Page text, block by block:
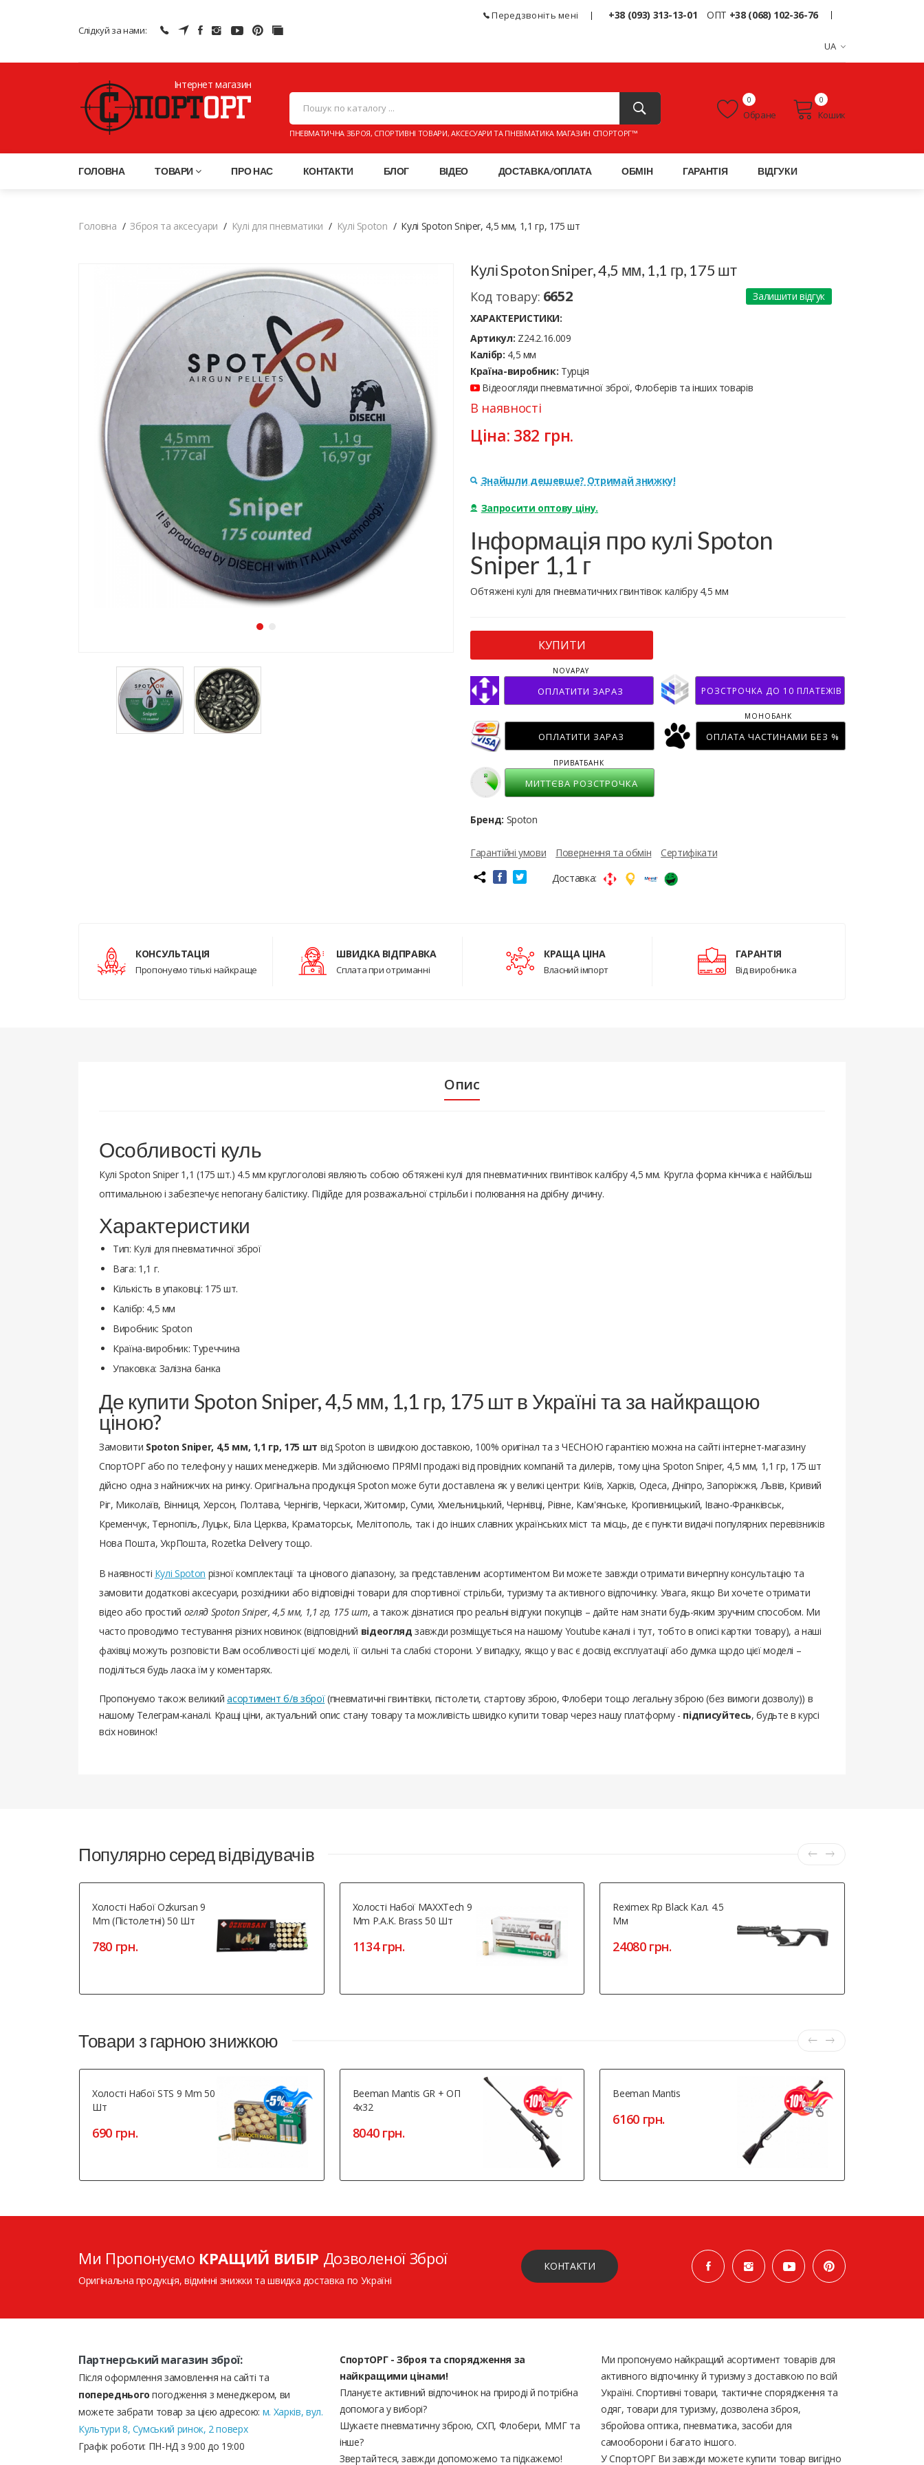
Слідкуй за нами:
Передзвоніть мені +38 (093) 313-13-01 ОПТ +38 (068) 102-36-76
UA
Інтернет магазин
ПНЕВМАТИЧНА ЗБРОЯ, СПОРТИВНІ ТОВАРИ, АКСЕСУАРИ ТА ПНЕВМАТИКА МАГАЗИН СПОРТОРГ™
Обране
0
Кошик
0
ГОЛОВНА ТОВАРИ ПРО НАС КОНТАКТИ БЛОГ ВІДЕО ДОСТАВКА/ОПЛАТА ОБМІН ГАРАНТІЯ ВІДГУКИ
Головна Зброя та аксесуари Кулі для пневматики Кулі Spoton Кулі Spoton Sniper, 4,5 мм, 1,1 гр, 175 шт
Кулі Spoton Sniper, 4,5 мм, 1,1 гр, 175 шт
Код товару: 6652
Залишити відгук
ХАРАКТЕРИСТИКИ:
Артикул: Z24.2.16.009
Калібр: 4,5 мм
Країна-виробник: Турція
Відеоогляди пневматичної зброї, Флоберів та інших товарів
В наявності
Ціна: 382 грн.
Знайшли дешевше? Отримай знижку!
Запросити оптову ціну.
Інформація про кулі Spoton
Sniper 1,1 г
Обтяжені кулі для пневматичних гвинтівок калібру 4,5 мм
КУПИТИ
ОПЛАТИТИ ЗАРАЗ
NOVAPAY
РОЗСТРОЧКА ДО 10 ПЛАТЕЖІВ
ОПЛАТИТИ ЗАРАЗ ОПЛАТА ЧАСТИНАМИ БЕЗ %
МОНОБАНК
МИТТЄВА РОЗСТРОЧКА
ПРИВАТБАНК
Бренд: Spoton
Гарантійні умови Повернення та обмін
Сертифікати
Доставка:
КОНСУЛЬТАЦІЯ
Пропонуємо тількі найкраще
ШВИДКА ВІДПРАВКА
Сплата при отриманні
КРАЩА ЦІНА
Власний імпорт
ГАРАНТІЯ
Від виробника
Опис
Особливості куль
Кулі Spoton Sniper 1,1 (175 шт.) 4.5 мм круглоголові являють собою обтяжені кулі для пневматичних гвинтівок калібру 4,5 мм. Кругла форма кінчика є найбільш
оптимальною і забезпечує непогану балістику. Підійде для розважальної стрільби і полювання на дрібну дичину.
Характеристики
Тип: Кулі для пневматичної зброї
Вага: 1,1 г.
Кількість в упаковці: 175 шт.
Калібр: 4,5 мм
Виробник: Spoton
Країна-виробник: Туреччина
Упаковка: Залізна банка
Де купити Spoton Sniper, 4,5 мм, 1,1 гр, 175 шт в Україні та за найкращою
ціною?
Замовити Spoton Sniper, 4,5 мм, 1,1 гр, 175 шт від Spoton із швидкою доставкою, 100% оригінал та з ЧЕСНОЮ гарантією можна на сайті інтернет-магазину
СпортОРГ або по телефону у наших менеджерів. Ми здійснюємо ПРЯМІ продажі від провідних компаній та дилерів, тому ціна Spoton Sniper, 4,5 мм, 1,1 гр, 175 шт
дійсно одна з найнижчих на ринку. Оригінальна продукція Spoton може бути доставлена ​​як у великі центри: Київ, Харків, Одеса, Дніпро, Запоріжжя, Львів, Кривий
Ріг, Миколаїв, Вінниця, Херсон, Полтава, Чернігів, Черкаси, Житомир, Суми, Хмельницький, Чернівці, Рівне, Кам'янське, Кропивницький, Івано-Франківськ,
Кременчук, Тернопіль, Луцьк, Біла Церква, Краматорськ, Мелітополь, так і до інших славних українських міст та місць, де є пункти видачі популярних перевізників
Нова Пошта, УкрПошта, Rozetka Delivery тощо.
В наявності Кулі Spoton різної комплектації та цінового діапазону, за представленим асортиментом Ви можете завжди отримати вичерпну консультацію та
замовити додаткові аксесуари, розхідники або відповідні товари для спортивної стрільби, туризму та активного відпочинку. Увага, якщо Ви хочете отримати
відео або простий огляд Spoton Sniper, 4,5 мм, 1,1 гр, 175 шт, а також дізнатися про реальні відгуки покупців – дайте нам знати будь-яким зручним способом. Ми
часто проводимо тестування різних новинок (відповідний відеогляд завжди розміщується на нашому Youtube каналі і тут, тобто в описі картки товару), а наші
фахівці можуть розповісти Вам особливості цієї моделі, її сильні та слабкі сторони. У випадку, якщо у вас є досвід експлуатації або думка щодо цієї моделі –
поділіться будь ласка їм у коментарях.
Пропонуємо також великийасортимент б/в зброї(пневматичні гвинтівки, пістолети, стартову зброю, Флобери тощо легальну зброю (без вимоги дозволу)) в
нашому Телеграм-каналі. Кращі ціни, актуальний опис стану товару та можливість швидко купити товар через нашу платформу - підписуйтесь, будьте в курсі
всіх новинок!
Популярно серед відвідувачів
Холості Набої Ozkursan 9
Mm (пістолетні) 50 Шт
780 грн.
Холості Набої MAXXTech 9
Mm P.A.K. Brass 50 Шт
1134 грн.
Reximex Rp Black Кал. 4.5
Мм
24080 грн.
Товари з гарною знижкою
Холості Набої STS 9 Mm 50
Шт
690 грн.
Beeman Mantis GR + ОП
4x32
8040 грн.
Beeman Mantis
6160 грн.
Ми Пропонуємо КРАЩИЙ ВИБІР Дозволеної Зброї
Оригінальна продукція, відмінні знижки та швидка доставка по Україні
КОНТАКТИ
Партнерський магазин зброї:
Після оформлення замовлення на сайті та
попереднього погодження з менеджером, ви
можете забрати товар за цією адресою: м. Харків, вул.
Культури 8, Сумський ринок, 2 поверх
Графік роботи: ПН-НД з 9:00 до 19:00
СпортОРГ - Зброя та спорядження за
найкращими цінами!
Плануєте активний відпочинок на природі й потрібна
допомога у виборі?
Шукаєте пневматичну зброю, СХП, Флобери, ММГ та
інше?
Звертайтеся, завжди допоможемо та підкажемо!
Ми пропонуємо найкращий асортимент товарів для
активного відпочинку й туризму з доставкою по всій
Україні. Спортивні товари, тактичне спорядження та
одяг, товари для туризму, дозволена зброя,
збройова оптика, пневматика, засоби для
самооборони і багато іншого.
У СпортОРГ Ви завжди можете купити товар вигідно